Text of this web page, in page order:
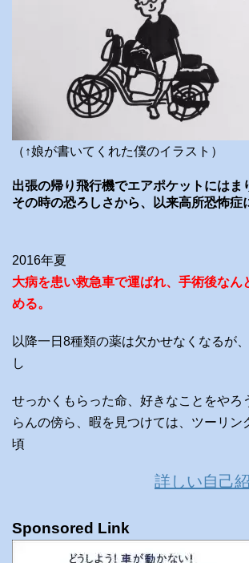
（↑娘が書いてくれた僕のイラスト）
出張の帰り飛行機でエアポケットにはま
その時の恐ろしさから、以来高所恐怖症
2016年夏
大病を患い救急車で運ばれ、手術後なん
める。
以降一日8種類の薬は欠かせなくなるが
し
せっかくもらった命、好きなことをやろ
らんの傍ら、暇を見つけては、ツーリン
頃
詳しい自己
Sponsored Link